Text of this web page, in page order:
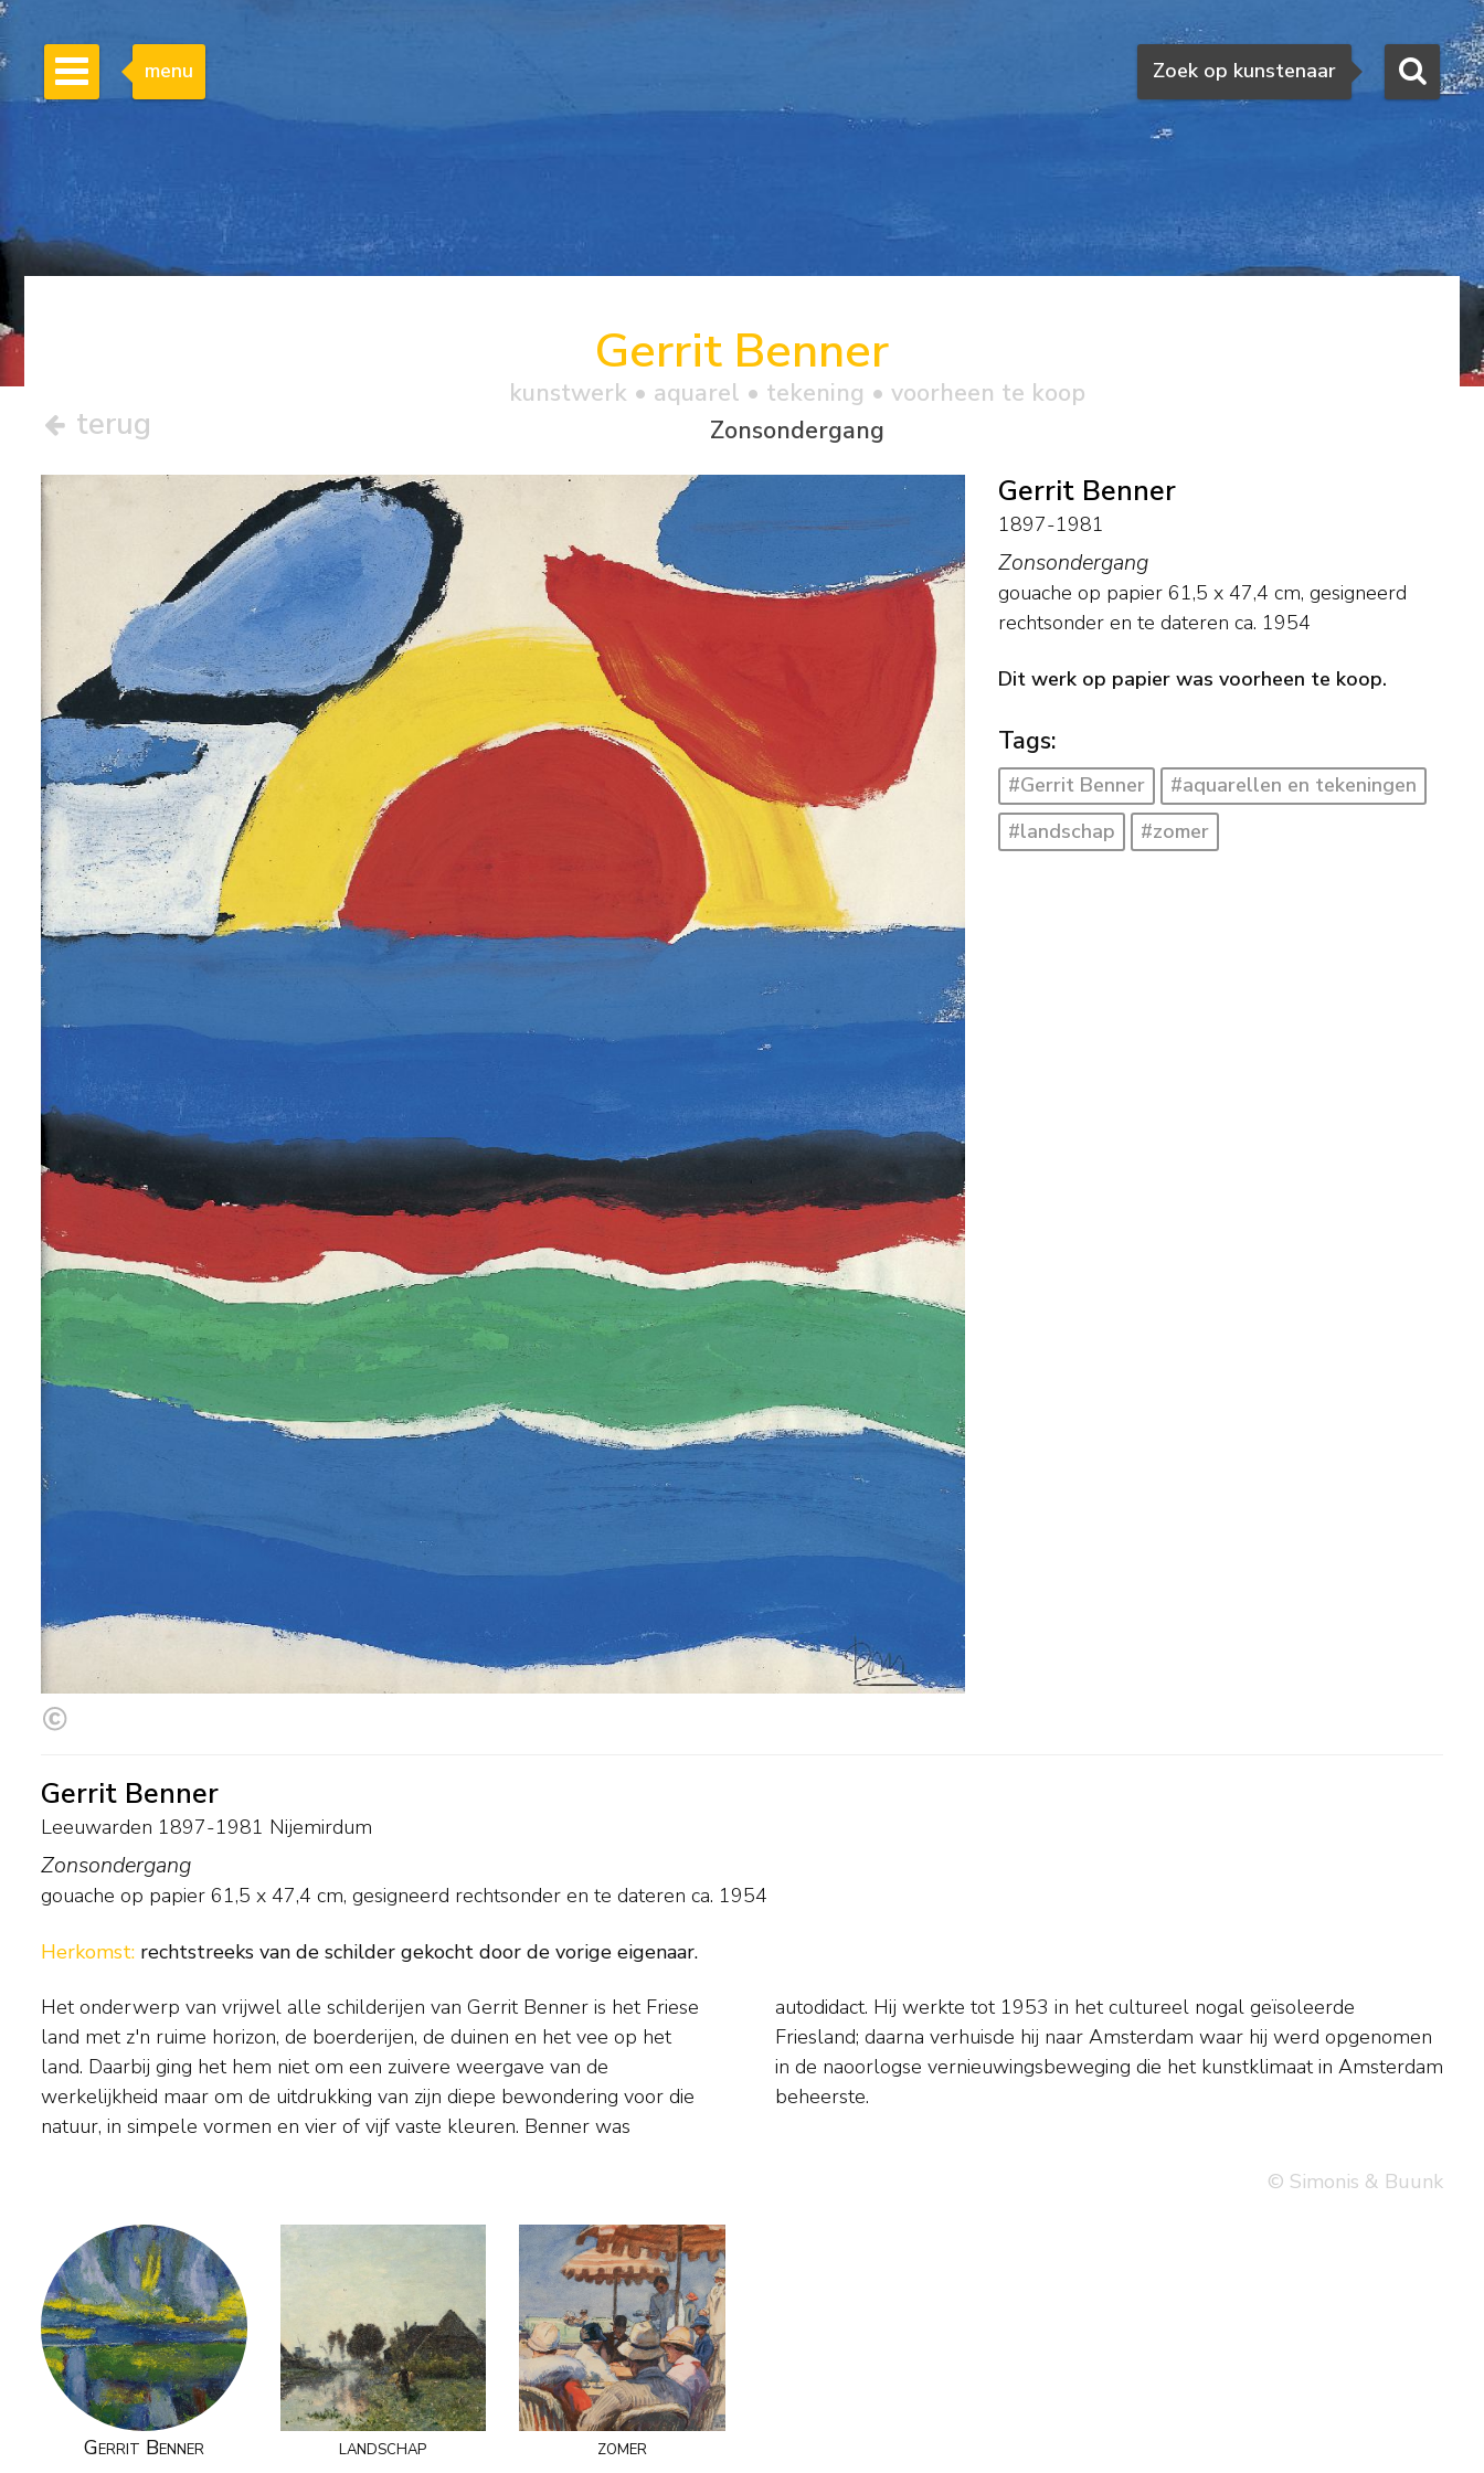
Zoeken
Zoek op kunstenaar
menu
terug
Gerrit Benner
kunstwerk • aquarel • tekening • voorheen te koop
Zonsondergang
Gerrit Benner
1897-1981
Zonsondergang
gouache op papier 61,5 x 47,4 cm, gesigneerd
rechtsonder en te dateren ca. 1954
Dit werk op papier was voorheen te koop.
Tags:
#Gerrit Benner
#aquarellen en tekeningen
#landschap
#zomer
Gerrit Benner
Leeuwarden 1897-1981 Nijemirdum
Zonsondergang
gouache op papier 61,5 x 47,4 cm, gesigneerd rechtsonder en te dateren ca. 1954
Herkomst: rechtstreeks van de schilder gekocht door de vorige eigenaar.
Het onderwerp van vrijwel alle schilderijen van Gerrit Benner is het Friese
land met z'n ruime horizon, de boerderijen, de duinen en het vee op het
land. Daarbij ging het hem niet om een zuivere weergave van de
werkelijkheid maar om de uitdrukking van zijn diepe bewondering voor die
natuur, in simpele vormen en vier of vijf vaste kleuren. Benner was
autodidact. Hij werkte tot 1953 in het cultureel nogal geïsoleerde
Friesland; daarna verhuisde hij naar Amsterdam waar hij werd opgenomen
in de naoorlogse vernieuwingsbeweging die het kunstklimaat in Amsterdam
beheerste.
© Simonis & Buunk
Gerrit Benner landschap zomer